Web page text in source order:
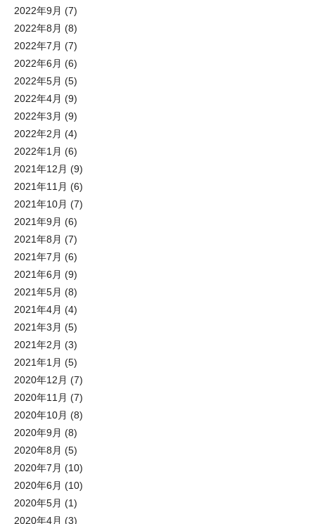
2022年9月 (7)
2022年8月 (8)
2022年7月 (7)
2022年6月 (6)
2022年5月 (5)
2022年4月 (9)
2022年3月 (9)
2022年2月 (4)
2022年1月 (6)
2021年12月 (9)
2021年11月 (6)
2021年10月 (7)
2021年9月 (6)
2021年8月 (7)
2021年7月 (6)
2021年6月 (9)
2021年5月 (8)
2021年4月 (4)
2021年3月 (5)
2021年2月 (3)
2021年1月 (5)
2020年12月 (7)
2020年11月 (7)
2020年10月 (8)
2020年9月 (8)
2020年8月 (5)
2020年7月 (10)
2020年6月 (10)
2020年5月 (1)
2020年4月 (3)